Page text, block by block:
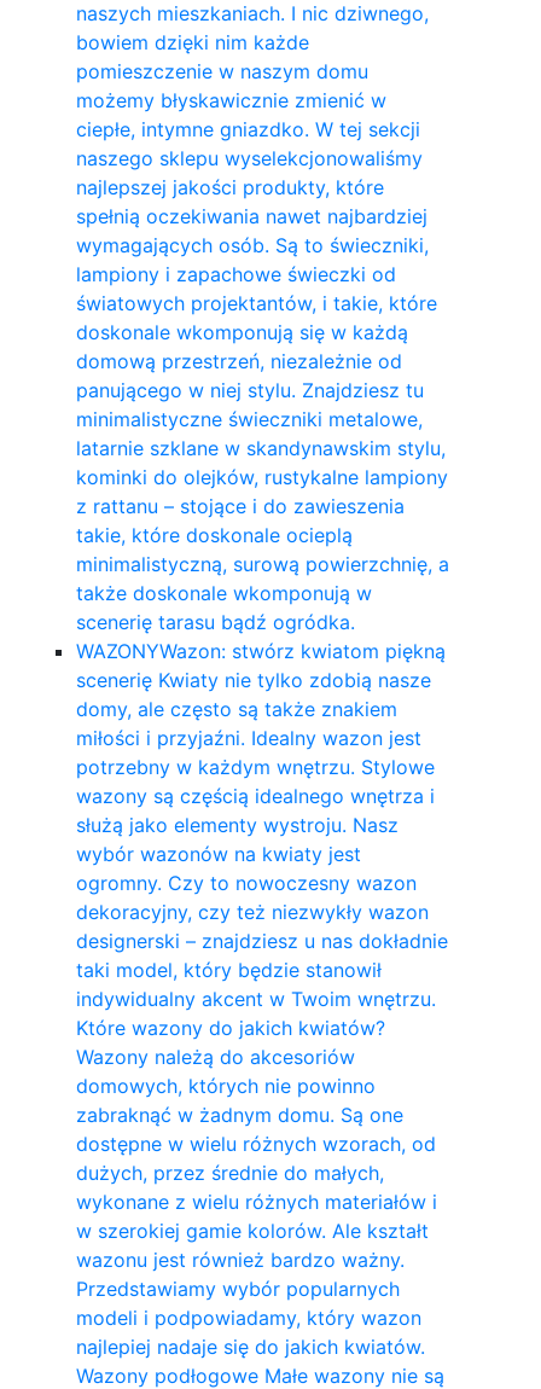
naszych mieszkaniach. I nic dziwnego,
bowiem dzięki nim każde
pomieszczenie w naszym domu
możemy błyskawicznie zmienić w
ciepłe, intymne gniazdko. W tej sekcji
naszego sklepu wyselekcjonowaliśmy
najlepszej jakości produkty, które
spełnią oczekiwania nawet najbardziej
wymagających osób. Są to świeczniki,
lampiony i zapachowe świeczki od
światowych projektantów, i takie, które
doskonale wkomponują się w każdą
domową przestrzeń, niezależnie od
panującego w niej stylu. Znajdziesz tu
minimalistyczne świeczniki metalowe,
latarnie szklane w skandynawskim stylu,
kominki do olejków, rustykalne lampiony
z rattanu – stojące i do zawieszenia
takie, które doskonale ocieplą
minimalistyczną, surową powierzchnię, a
także doskonale wkomponują w
scenerię tarasu bądź ogródka.
WAZONYWazon: stwórz kwiatom piękną
scenerię Kwiaty nie tylko zdobią nasze
domy, ale często są także znakiem
miłości i przyjaźni. Idealny wazon jest
potrzebny w każdym wnętrzu. Stylowe
wazony są częścią idealnego wnętrza i
służą jako elementy wystroju. Nasz
wybór wazonów na kwiaty jest
ogromny. Czy to nowoczesny wazon
dekoracyjny, czy też niezwykły wazon
designerski – znajdziesz u nas dokładnie
taki model, który będzie stanowił
indywidualny akcent w Twoim wnętrzu.
Które wazony do jakich kwiatów?
Wazony należą do akcesoriów
domowych, których nie powinno
zabraknąć w żadnym domu. Są one
dostępne w wielu różnych wzorach, od
dużych, przez średnie do małych,
wykonane z wielu różnych materiałów i
w szerokiej gamie kolorów. Ale kształt
wazonu jest również bardzo ważny.
Przedstawiamy wybór popularnych
modeli i podpowiadamy, który wazon
najlepiej nadaje się do jakich kwiatów.
Wazony podłogowe Małe wazony nie są